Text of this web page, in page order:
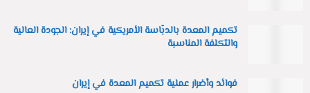
تكميم المعدة بالدبّاسة الأمريكية في إيران: الجودة العالية
والتكلفة المناسبة
فوائد وأضرار عملية تكميم المعدة في إيران